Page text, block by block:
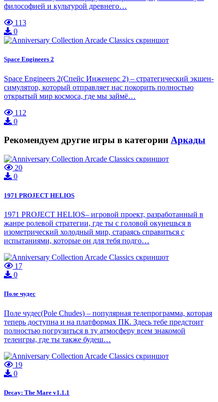
философией и культурой древнего…
113
0
Space Engineers 2
Space Engineers 2(Спейс Инженерс 2) – стратегический экшен-
симулятор, который отправляет нас покорить полностью
открытый мир космоса, где мы займё…
112
0
Рекомендуем другие игры в категории Аркады
20
0
1971 PROJECT HELIOS
1971 PROJECT HELIOS– игровой проект, разработанный в
жанре ролевой стратегии, где ты с головой окунешься в
изометрический холодный мир, стараясь справиться с
испытаниями, которые он для тебя подго…
17
0
Поле чудес
Поле чудес(Pole Chudes) – популярная телепрограмма, которая
теперь доступна и на платформах ПК. Здесь тебе предстоит
полностью погрузиться в ту атмосферу всем знакомой
телеигры, где ты также будеш…
19
0
Decay: The Mare v1.1.1